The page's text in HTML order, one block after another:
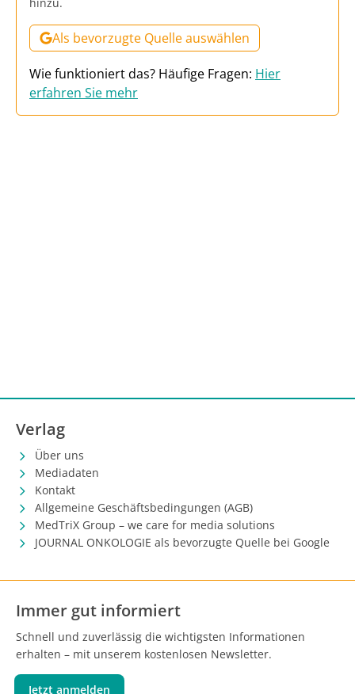
Als bevorzugte Quelle auswählen
Wie funktioniert das? Häufige Fragen: Hier
erfahren Sie mehr
Verlag
Über uns
Mediadaten
Kontakt
Allgemeine Geschäftsbedingungen (AGB)
MedTriX Group – we care for media solutions
JOURNAL ONKOLOGIE als bevorzugte Quelle bei Google
Immer gut informiert
Schnell und zuverlässig die wichtigsten Informationen
erhalten – mit unserem kostenlosen Newsletter.
Jetzt anmelden